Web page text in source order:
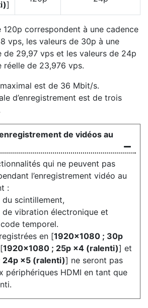
]
120p correspondent à une cadence
vps, les valeurs de 30p à une
de 29,97 vps et les valeurs de 24p
réelle de 23,976 vps.
est de 36 Mbit/s.
d’enregistrement est de trois
de vidéos au
qui ne peuvent pas
l’enregistrement vidéo au
:
scintillement,
de vibration électronique et
temporel.
en [1920×1080 ; 30p
1920×1080 ; 25p ×4 (ralenti)] et
24p ×5 (ralenti)] ne seront pas
périphériques HDMI en tant que